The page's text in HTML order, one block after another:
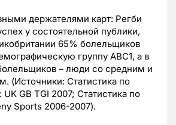
держателями карт: Регби
у состоятельной публики,
65% болельщиков
группу ABC1, а в
– люди со средним и
(Источники: Статистика по
GB TGI 2007; Статистика по
Sports 2006-2007).